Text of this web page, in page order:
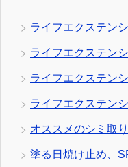
ライフエクステン
ライフエクステン
ライフエクステン
ライフエクステン
オススメのシミ取
塗る日焼け止め、